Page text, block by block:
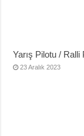
Yarış Pilotu /
23 Aralık 2023